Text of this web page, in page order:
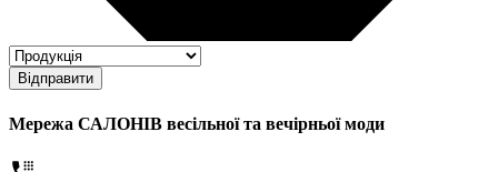
Відправити
Мережа САЛОНІВ весільної та вечірньої моди